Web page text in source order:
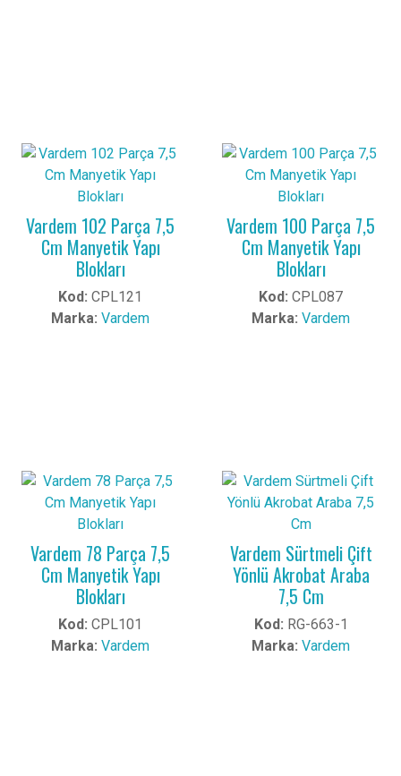
Vardem 102 Parça 7,5
Cm Manyetik Yapı
Blokları
Kod: CPL121
Marka: Vardem
Vardem 100 Parça 7,5
Cm Manyetik Yapı
Blokları
Kod: CPL087
Marka: Vardem
Vardem 78 Parça 7,5
Cm Manyetik Yapı
Blokları
Kod: CPL101
Marka: Vardem
Vardem Sürtmeli Çift
Yönlü Akrobat Araba
7,5 Cm
Kod: RG-663-1
Marka: Vardem